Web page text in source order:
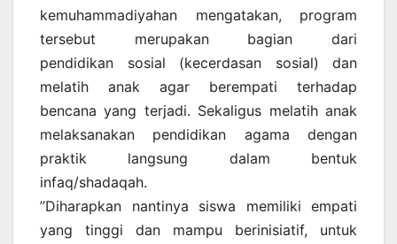
kemuhammadiyahan mengatakan, program
tersebut merupakan bagian dari
pendidikan sosial (kecerdasan sosial) dan
melatih anak agar berempati terhadap
bencana yang terjadi. Sekaligus melatih anak
melaksanakan pendidikan agama dengan
praktik langsung dalam bentuk
infaq/shadaqah.
’’Diharapkan nantinya siswa memiliki empati
yang tinggi dan mampu berinisiatif, untuk